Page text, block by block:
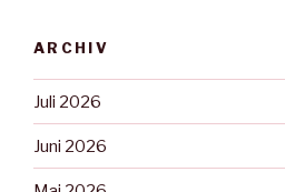
ARCHIV
Juli 2026
Juni 2026